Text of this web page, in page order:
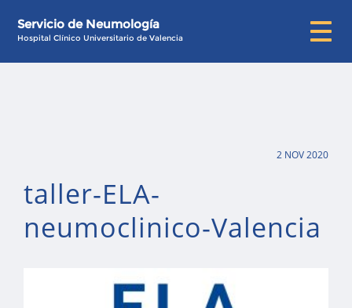
Servicio de Neumología
Hospital Clínico Universitario de Valencia
2 NOV 2020
taller-ELA-
neumoclinico-Valencia